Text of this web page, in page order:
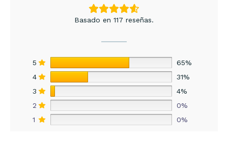
Basado en 117 reseñas.
5
65%
4
31%
3
4%
2
0%
1
0%